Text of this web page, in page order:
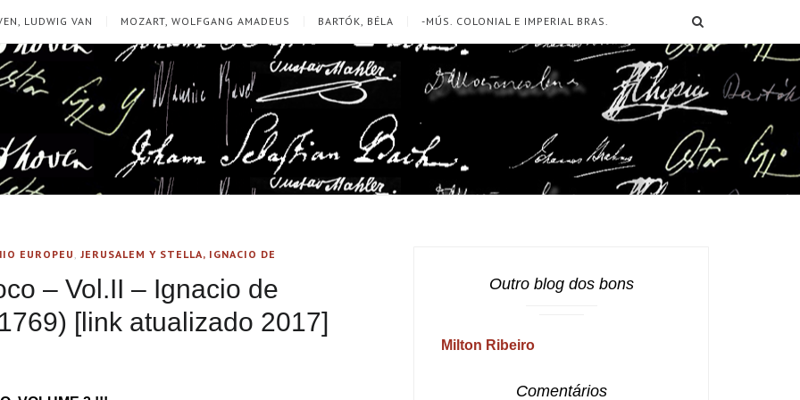
LUDWIG VAN MOZART, WOLFGANG AMADEUS BARTÓK, BÉLA -MÚS. COLONIAL E IMPERIAL BRAS.
EUROPEU , JERUSALEM Y STELLA, IGNACIO DE
– Vol.II – Ignacio de
[link atualizado 2017]
Outro blog dos bons
Milton Ribeiro
Comentários